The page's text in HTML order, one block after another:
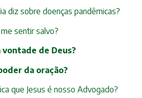
diz sobre doenças pandêmicas?
me sentir salvo?
vontade de Deus?
da oração?
que Jesus é nosso Advogado?